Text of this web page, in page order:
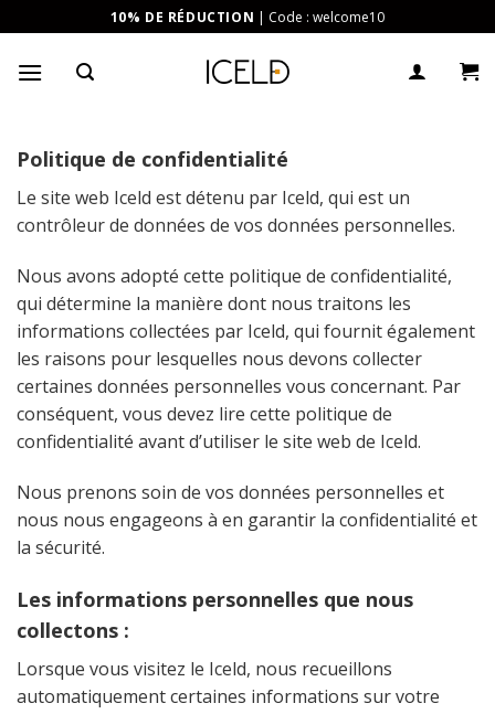
to
content
10% DE RÉDUCTION | Code : welcome10
Politique de confidentialité
Le site web Iceld est détenu par Iceld, qui est un
contrôleur de données de vos données personnelles.
Nous avons adopté cette politique de confidentialité,
qui détermine la manière dont nous traitons les
informations collectées par Iceld, qui fournit également
les raisons pour lesquelles nous devons collecter
certaines données personnelles vous concernant. Par
conséquent, vous devez lire cette politique de
confidentialité avant d’utiliser le site web de Iceld.
Nous prenons soin de vos données personnelles et
nous nous engageons à en garantir la confidentialité et
la sécurité.
Les informations personnelles que nous
collectons :
Lorsque vous visitez le Iceld, nous recueillons
automatiquement certaines informations sur votre